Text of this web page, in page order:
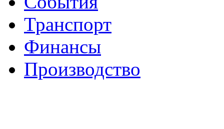
Транспорт
Финансы
Производство